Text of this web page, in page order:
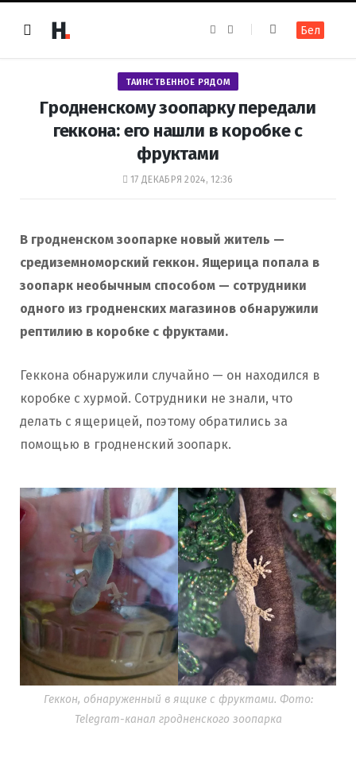
e
b
o
o
k
t
a
r
a
m
Бел
ТАИНСТВЕННОЕ РЯДОМ
Гродненскому зоопарку передали
геккона: его нашли в коробке с
фруктами
17 ДЕКАБРЯ 2024, 12:36
В гродненском зоопарке новый житель —
средиземноморский геккон. Ящерица попала в
зоопарк необычным способом — сотрудники
одного из гродненских магазинов обнаружили
рептилию в коробке с фруктами.
Геккона обнаружили случайно — он находился в
коробке с хурмой. Сотрудники не знали, что
делать с ящерицей, поэтому обратились за
помощью в гродненский зоопарк.
Геккон, обнаруженный в ящике с фруктами. Фото:
Telegram-канал гродненского зоопарка